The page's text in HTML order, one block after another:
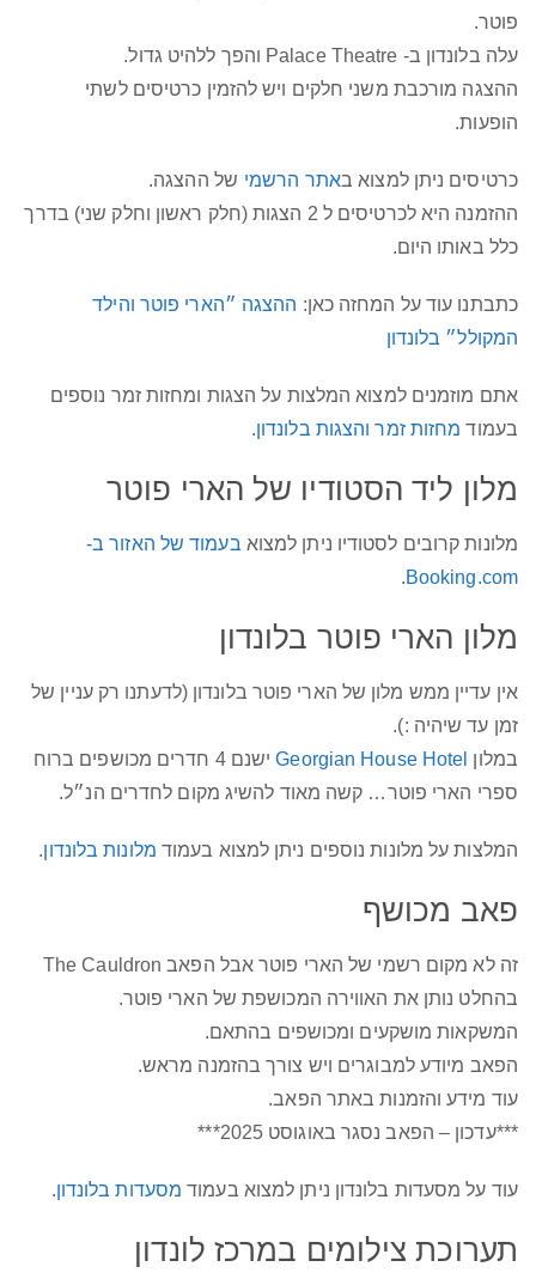
פוטר.
עלה בלונדון ב- Palace Theatre והפך ללהיט גדול.
ההצגה מורכבת משני חלקים ויש להזמין כרטיסים לשתי
הופעות.
כרטיסים ניתן למצוא באתר הרשמי של ההצגה.
ההזמנה היא לכרטיסים ל 2 הצגות (חלק ראשון וחלק שני) בדרך
כלל באותו היום.
כתבתנו עוד על המחזה כאן: ההצגה ״הארי פוטר והילד
המקולל״ בלונדון
אתם מוזמנים למצוא המלצות על הצגות ומחזות זמר נוספים
בעמוד מחזות זמר והצגות בלונדון.
מלון ליד הסטודיו של הארי פוטר
מלונות קרובים לסטודיו ניתן למצוא בעמוד של האזור ב-
Booking.com
.
מלון הארי פוטר בלונדון
אין עדיין ממש מלון של הארי פוטר בלונדון (לדעתנו רק עניין של
זמן עד שיהיה :).
במלון Georgian House Hotel
ישנם 4 חדרים מכושפים ברוח
ספרי הארי פוטר… קשה מאוד להשיג מקום לחדרים הנ״ל.
המלצות על מלונות נוספים ניתן למצוא בעמוד מלונות בלונדון.
פאב מכושף
זה לא מקום רשמי של הארי פוטר אבל הפאב The Cauldron
בהחלט נותן את האווירה המכושפת של הארי פוטר.
המשקאות מושקעים ומכושפים בהתאם.
הפאב מיודע למבוגרים ויש צורך בהזמנה מראש.
עוד מידע והזמנות באתר הפאב.
***עדכון – הפאב נסגר באוגוסט 2025***
עוד על מסעדות בלונדון ניתן למצוא בעמוד מסעדות בלונדון.
תערוכת צילומים במרכז לונדון